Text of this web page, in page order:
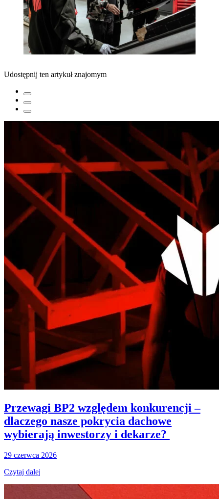
Udostępnij ten artykuł znajomym
Przewagi BP2 względem konkurencji –
dlaczego nasze pokrycia dachowe
wybierają inwestorzy i dekarze?
29 czerwca 2026
Czytaj dalej